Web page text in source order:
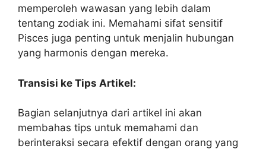
memperoleh wawasan yang lebih dalam
tentang zodiak ini. Memahami sifat sensitif
Pisces juga penting untuk menjalin hubungan
yang harmonis dengan mereka.
Transisi ke Tips Artikel:
Bagian selanjutnya dari artikel ini akan
membahas tips untuk memahami dan
berinteraksi secara efektif dengan orang yang